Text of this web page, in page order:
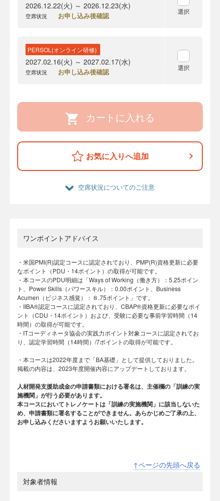
2026.12.22(火) ～ 2026.12.23(水)
空席状況 お申し込み後確認 選択
PERSOL(オンライン研修)
2027.02.16(火) ～ 2027.02.17(水)
空席状況 お申し込み後確認 選択
カートに入れる
お気に入りへ追加
空席状況についてのご注意
ワンポイントアドバイス
・米国PMI(R)認定コースに認定されており、PMP(R)資格更新に必要
なポイント（PDU・14ポイント）の取得が可能です。
・本コースのPDU明細は「Ways of Working（働き方）：5.25ポイン
ト、Power Skills（パワースキル）：0.00ポイント、Business
Acumen（ビジネス感覚）：８.75ポイント」です。
・IIBA®認定コースに認定されており、CBAP®資格更新に必要なポイ
ント（CDU・14ポイント）および、受験に必要な事前学習時間（14
時間）の取得が可能です。
・ITコーディネータ協会の実践力ポイント対象コースに認定されてお
り、認定学習時間（14時間）/7ポイントの取得が可能です。
・本コースは2022年度まで「BA基礎」として提供しておりました。
掲載の内容は、2023年度開催内容にアップデートしております。
人材開発支援助成金の申請書類における署名は、主催欄の「訓練の実
施機関」が行う必要があります。
本コースにおいてトレノケートは「訓練の実施機関」に該当しないた
め、申請書類に署名することができません。あらかじめご了承の上、
お申し込みくださいますようお願いいたします。
↑ページの先頭へ戻る
対象者情報